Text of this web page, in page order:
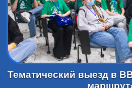
Тематический выезд в